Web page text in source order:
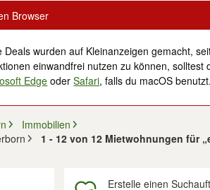
Browser
Deals wurden auf Kleinanzeigen gemacht,
einwandfrei nutzen zu können,
Edge oderSafari, falls du macOS benutzt.
Immobilien
1 - 12 von 12 Mietwohnungen für
Erstelle einen